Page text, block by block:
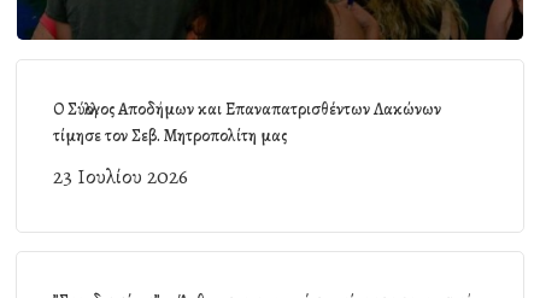
Ο Σύλλογος Αποδήμων και Επαναπατρισθέντων Λακώνων
τίμησε τον Σεβ. Μητροπολίτη μας
23 Ιουλίου 2026